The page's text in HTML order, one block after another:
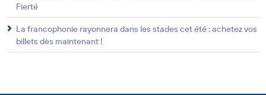
Fierté
La francophonie rayonnera dans les stades cet été : achetez vos
billets dès maintenant !